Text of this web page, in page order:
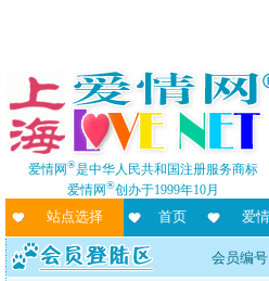
爱情网®是中华人民共和国注册服务商标
爱情网®创办于1999年10月
站点选择 首页 爱
会员编